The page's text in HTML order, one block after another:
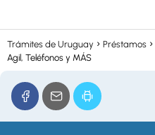
Trámites de Uruguay Préstamos
Agil, Teléfonos y MÁS